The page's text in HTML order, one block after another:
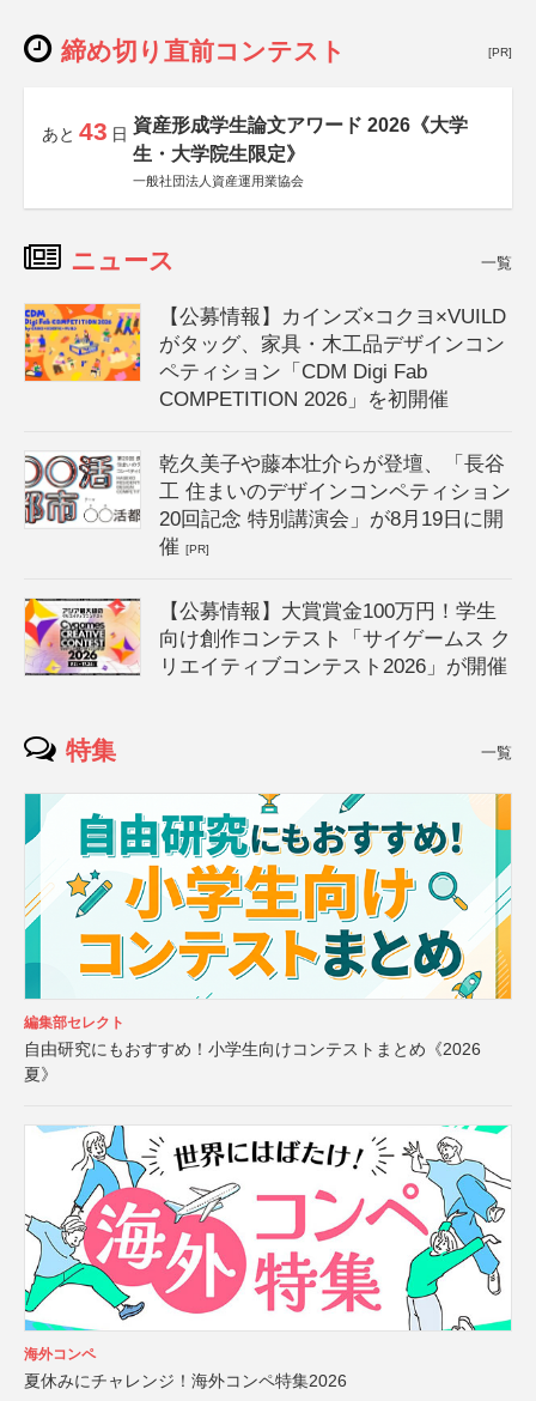
締め切り直前コンテスト [PR]
あと 43 日 資産形成学生論文アワード 2026《大学
生・大学院生限定》
一般社団法人資産運用業協会
ニュース 一覧
【公募情報】カインズ×コクヨ×VUILD
がタッグ、家具・木工品デザインコン
ペティション「CDM Digi Fab
COMPETITION 2026」を初開催
乾久美子や藤本壮介らが登壇、「長谷
工 住まいのデザインコンペティション
20回記念 特別講演会」が8月19日に開
催[PR]
【公募情報】大賞賞金100万円！学生
向け創作コンテスト「サイゲームス ク
リエイティブコンテスト2026」が開催
特集 一覧
編集部セレクト
自由研究にもおすすめ！小学生向けコンテストまとめ《2026
夏》
海外コンペ
夏休みにチャレンジ！海外コンペ特集2026